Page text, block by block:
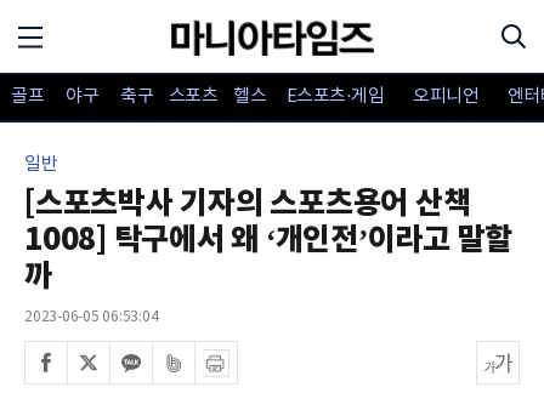
골프 야구 축구 스포츠 헬스 E스포츠·게임 오피니언 엔
일반
[스포츠박사 기자의 스포츠용어 산책
1008] 탁구에서 왜 ‘개인전’이라고 말할
까
2023-06-05 06:53:04